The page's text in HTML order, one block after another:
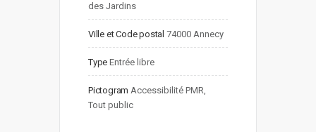
des Jardins
Ville et Code postal 74000 Annecy
Type Entrée libre
Pictogram Accessibilité PMR,
Tout public